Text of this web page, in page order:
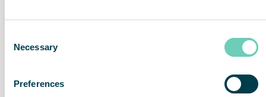
Selection
Necessary
Preferences